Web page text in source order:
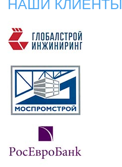
НАШИ КЛИЕНТЫ